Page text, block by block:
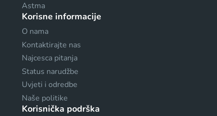
Astma
Korisne informacije
O nama
Kontaktirajte nas
Najcesca pitanja
Status narudžbe
Uvjeti i odredbe
Naše politike
Korisnička podrška